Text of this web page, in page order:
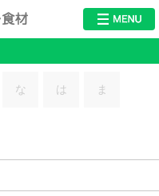
料理・食材
な は ま